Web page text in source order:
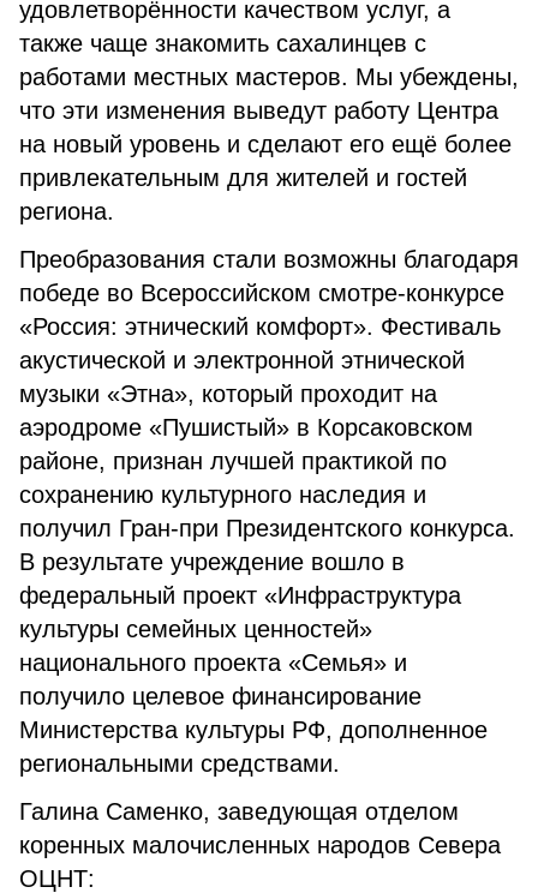
удовлетворённости качеством услуг, а
также чаще знакомить сахалинцев с
работами местных мастеров. Мы убеждены,
что эти изменения выведут работу Центра
на новый уровень и сделают его ещё более
привлекательным для жителей и гостей
региона.
Преобразования стали возможны благодаря
победе во Всероссийском смотре-конкурсе
«Россия: этнический комфорт». Фестиваль
акустической и электронной этнической
музыки «Этна», который проходит на
аэродроме «Пушистый» в Корсаковском
районе, признан лучшей практикой по
сохранению культурного наследия и
получил Гран-при Президентского конкурса.
В результате учреждение вошло в
федеральный проект «Инфраструктура
культуры семейных ценностей»
национального проекта «Семья» и
получило целевое финансирование
Министерства культуры РФ, дополненное
региональными средствами.
Галина Саменко, заведующая отделом
коренных малочисленных народов Севера
ОЦНТ: